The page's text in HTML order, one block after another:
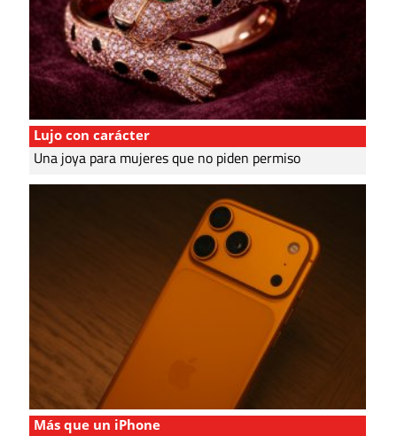
Lujo con carácter
Una joya para mujeres que no piden permiso
Más que un iPhone